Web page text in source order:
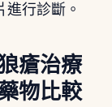
進行診斷。
瘡治療
物比較